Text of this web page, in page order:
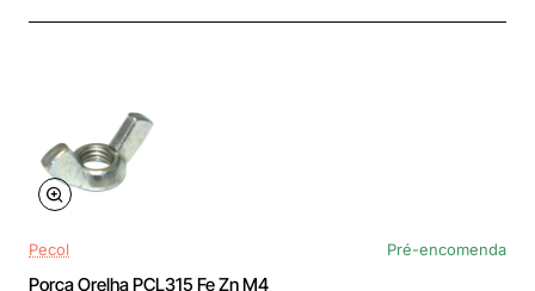
Pecol Pré-encomenda
Porca Orelha PCL315 Fe Zn M4